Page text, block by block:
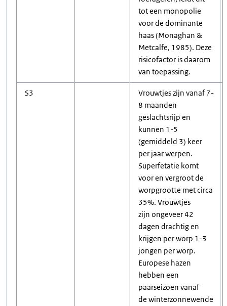
tot een monopolie
voor de dominante
haas (Monaghan &
Metcalfe, 1985). Deze
risicofactor is daarom
van toepassing.
S3
Vrouwtjes zijn vanaf 7-
8 maanden
geslachtsrijp en
kunnen 1-5
(gemiddeld 3) keer
per jaar werpen.
Superfetatie komt
voor en vergroot de
worpgrootte met circa
35%. Vrouwtjes
zijn ongeveer 42
dagen drachtig en
krijgen per worp 1-3
jongen per worp.
Europese hazen
hebben een
paarseizoen vanaf
de winterzonnewende